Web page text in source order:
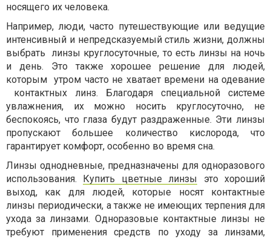
носящего их человека.
Например, люди, часто путешествующие или ведущие
интенсивный и непредсказуемый стиль жизни, должны
выбрать линзы круглосуточные, то есть линзы на ночь
и день. Это также хорошее решение для людей,
которым утром часто не хватает времени на одевание
контактных линз. Благодаря специальной системе
увлажнения, их можно носить круглосуточно, не
беспокоясь, что глаза будут раздраженные. Эти линзы
пропускают большее количество кислорода, что
гарантирует комфорт, особенно во время сна.
Линзы однодневные, предназначены для одноразового
использования. Купить цветные линзы это хороший
выход, как для людей, которые носят контактные
линзы периодически, а также не имеющих терпения для
ухода за линзами. Одноразовые контактные линзы не
требуют применения средств по уходу за линзами,